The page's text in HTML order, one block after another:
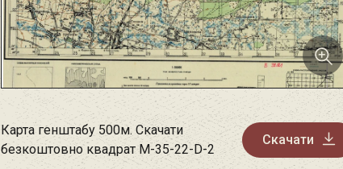
Карта генштабу 500м. Скачати
безкоштовно квадрат M-35-22-D-2
Скачати